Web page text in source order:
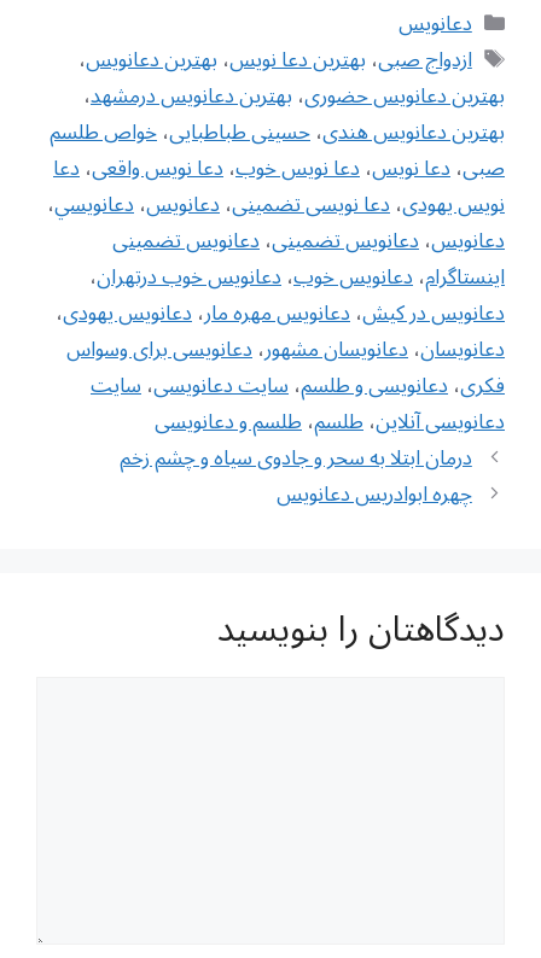
دسته‌ها
دعانویس
برچسب‌ها
ازدواج صبی،بهترین دعا نویس،بهترین دعانویس،
بهترین دعانویس حضوری،بهترین دعانویس درمشهد،
بهترین دعانویس هندی،حسینی طباطبایی،خواص طلسم
صبی،دعا نویس،دعا نویس خوب،دعا نویس واقعی،دعا
نویس یهودی،دعا نویسی تضمینی،دعانويس،دعانويسي،
دعانویس،دعانویس تضمینی،دعانویس تضمینی
اینستاگرام،دعانویس خوب،دعانویس خوب درتهران،
دعانویس در کیش،دعانویس مهره مار،دعانویس یهودی،
دعانویسان،دعانویسان مشهور،دعانویسی برای وسواس
فکری،دعانویسی و طلسم،سایت دعانویسی،سایت
دعانویسی آنلاین،طلسم،طلسم و دعانویسی
ناوبری
نوشته‌ها
درمان ابتلا به سحر و جادوی سیاه و چشم زخم
چهره ابوادریس دعانویس
دیدگاهتان را بنویسید